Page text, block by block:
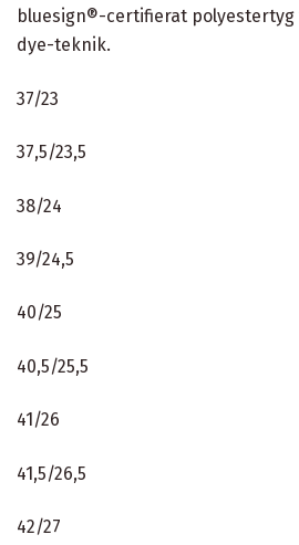
bluesign®-certifierat
dye-teknik.
37/23
37,5/23,5
38/24
39/24,5
40/25
40,5/25,5
41/26
41,5/26,5
42/27